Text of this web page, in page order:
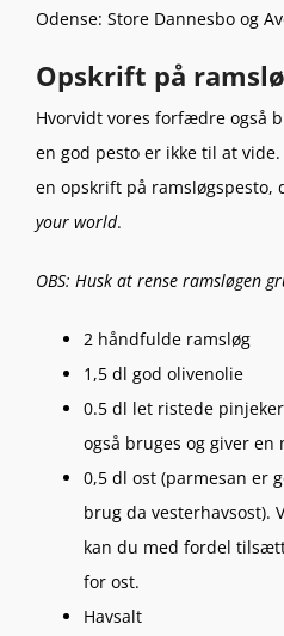
Odense: Store Dannesbo og
Opskrift på
Hvorvidt vores forfædre også
en god pesto er ikke til at
en opskrift på ramsløgspesto,
your world.
OBS: Husk at rense ramsløgen
2 håndfulde ramsløg
1,5 dl god olivenolie
0.5 dl let ristede
også bruges og giver en
0,5 dl ost (parmesan er
brug da vesterhavsost).
kan du med fordel
for ost.
Havsalt